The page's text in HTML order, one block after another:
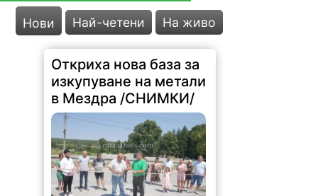
Нови Най-четени На живо
Откриха нова база за
изкупуване на метали
в Мездра /СНИМКИ/